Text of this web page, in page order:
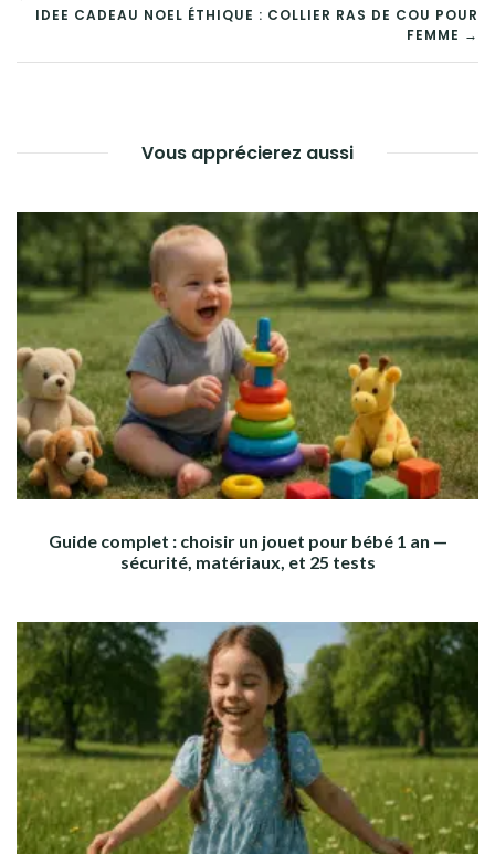
DE
IDEE CADEAU NOEL ÉTHIQUE : COLLIER RAS DE COU POUR
FEMME →
Vous apprécierez aussi
Guide complet : choisir un jouet pour bébé 1 an —
sécurité, matériaux, et 25 tests